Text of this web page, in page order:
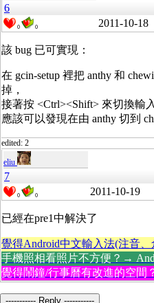
6
0 0 2011-10-18
該 bug 已可實現：
在 gcin-setup 裡把 anthy 和
掉，
接著按 <Ctrl><Shift> 來切換輸
應該可以發現在由 anthy 切到
edited: 2
eliu
7
0 0 2011-10-19
已經在pre1中解決了
覺得Android中文輸入法(注音
手機照相看照片不方便？→
覺得鬧鐘/行事曆有改進的空
----------- Reply -----------